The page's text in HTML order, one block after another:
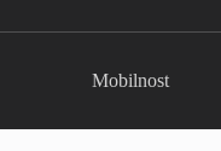
Mobilnost